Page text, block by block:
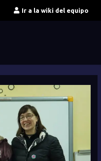
Ir a la wiki del equipo